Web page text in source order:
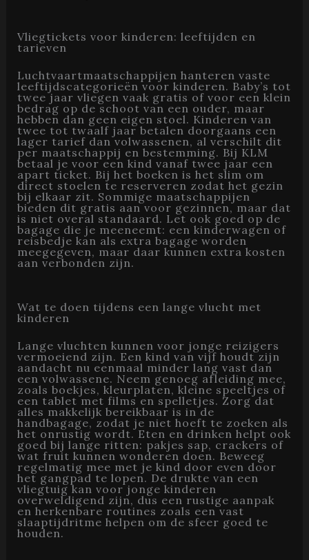
Vliegtickets voor kinderen: leeftijden en
tarieven
Luchtvaartmaatschappijen hanteren vaste
leeftijdscategorieën voor kinderen. Baby’s tot
twee jaar vliegen vaak gratis of voor een klein
bedrag op de schoot van een ouder, maar
hebben dan geen eigen stoel. Kinderen van
twee tot twaalf jaar betalen doorgaans een
lager tarief dan volwassenen, al verschilt dit
per maatschappij en bestemming. Bij KLM
betaal je voor een kind vanaf twee jaar een
apart ticket. Bij het boeken is het slim om
direct stoelen te reserveren zodat het gezin
bij elkaar zit. Sommige maatschappijen
bieden dit gratis aan voor gezinnen, maar dat
is niet overal standaard. Let ook goed op de
bagage die je meeneemt: een kinderwagen of
reisbedje kan als extra bagage worden
meegegeven, maar daar kunnen extra kosten
aan verbonden zijn.
Wat te doen tijdens een lange vlucht met
kinderen
Lange vluchten kunnen voor jonge reizigers
vermoeiend zijn. Een kind van vijf houdt zijn
aandacht nu eenmaal minder lang vast dan
een volwassene. Neem genoeg afleiding mee,
zoals boekjes, kleurplaten, kleine speeltjes of
een tablet met films en spelletjes. Zorg dat
alles makkelijk bereikbaar is in de
handbagage, zodat je niet hoeft te zoeken als
het onrustig wordt. Eten en drinken helpt ook
goed bij lange ritten: pakjes sap, crackers of
wat fruit kunnen wonderen doen. Beweeg
regelmatig mee met je kind door even door
het gangpad te lopen. De drukte van een
vliegtuig kan voor jonge kinderen
overweldigend zijn, dus een rustige aanpak
en herkenbare routines zoals een vast
slaaptijdritme helpen om de sfeer goed te
houden.